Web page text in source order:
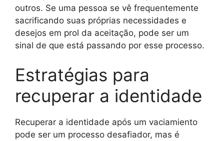
outros. Se uma pessoa se vê frequentemente
sacrificando suas próprias necessidades e
desejos em prol da aceitação, pode ser um
sinal de que está passando por esse processo.
Estratégias para
recuperar a identidade
Recuperar a identidade após um vaciamiento
pode ser um processo desafiador, mas é